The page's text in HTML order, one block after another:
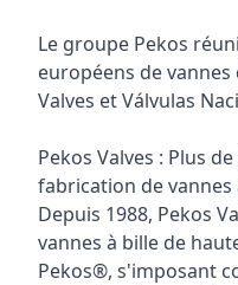
Le groupe Pekos
européens de
Valves et Válvulas
Pekos Valves : Plus
fabrication de vannes
Depuis 1988, Pekos
vannes à bille de
Pekos®, s'imposant